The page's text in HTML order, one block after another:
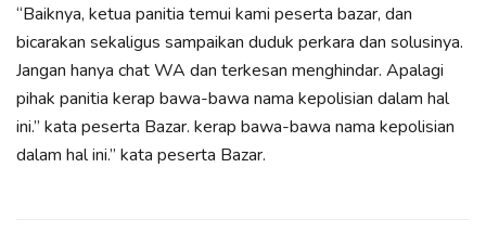
“Baiknya, ketua panitia temui kami peserta bazar, dan
bicarakan sekaligus sampaikan duduk perkara dan solusinya.
Jangan hanya chat WA dan terkesan menghindar. Apalagi
pihak panitia kerap bawa-bawa nama kepolisian dalam hal
ini.” kata peserta Bazar. kerap bawa-bawa nama kepolisian
dalam hal ini.” kata peserta Bazar.